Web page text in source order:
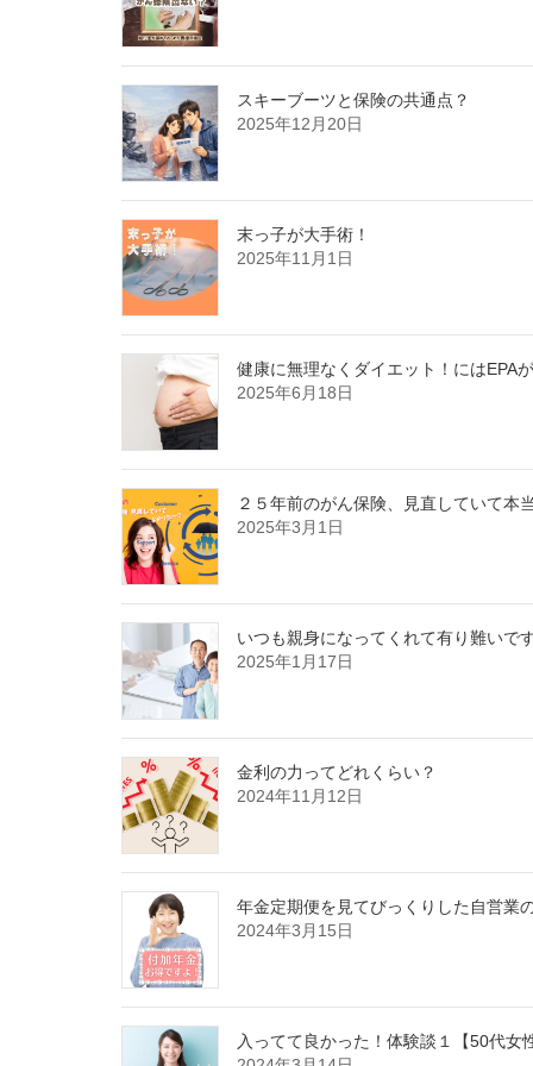
スキーブーツと保険の共通点？
2025年12月20日
末っ子が大手術！
2025年11月1日
健康に無理なくダイエット！にはEPA
2025年6月18日
２５年前のがん保険、見直していて本
2025年3月1日
いつも親身になってくれて有り難いで
2025年1月17日
金利の力ってどれくらい？
2024年11月12日
年金定期便を見てびっくりした自営業
2024年3月15日
入ってて良かった！体験談１【50代女